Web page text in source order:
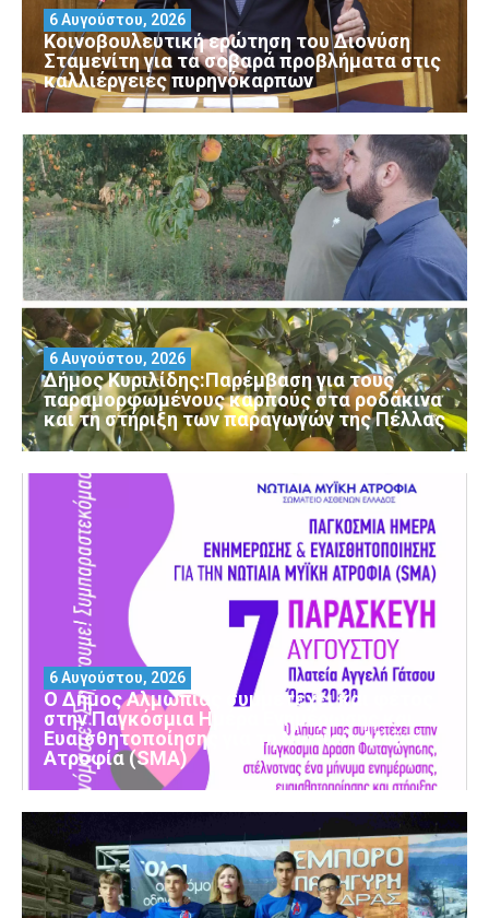
Κοινοβουλευτική ερώτηση του Διονύση
Σταμενίτη για τα σοβαρά προβλήματα στις
καλλιέργειες πυρηνόκαρπων
6 Αυγούστου, 2026
Δήμος Κυριλίδης:Παρέμβαση για τους
παραμορφωμένους καρπούς στα ροδάκινα
και τη στήριξη των παραγωγών της Πέλλας
6 Αυγούστου, 2026
Ο Δήμος Αλμωπίας συμμετέχει και φέτος
στην Παγκόσμια Ημέρα Ενημέρωσης και
Ευαισθητοποίησης για τη Νωτιαία Μυϊκή
Ατροφία (SMA)
6 Αυγούστου, 2026